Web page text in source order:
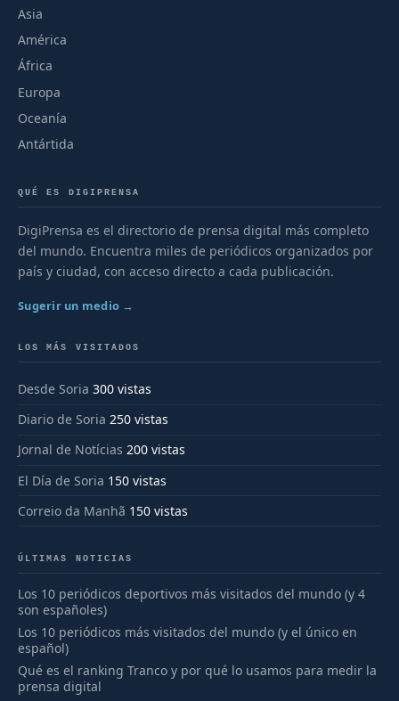
Asia
América
África
Europa
Oceanía
Antártida
QUÉ ES DIGIPRENSA
DigiPrensa es el directorio de prensa digital más completo
del mundo. Encuentra miles de periódicos organizados por
país y ciudad, con acceso directo a cada publicación.
Sugerir un medio →
LOS MÁS VISITADOS
Desde Soria 300 vistas
Diario de Soria 250 vistas
Jornal de Notícias 200 vistas
El Día de Soria 150 vistas
Correio da Manhã 150 vistas
ÚLTIMAS NOTICIAS
Los 10 periódicos deportivos más visitados del mundo (y 4
son españoles)
Los 10 periódicos más visitados del mundo (y el único en
español)
Qué es el ranking Tranco y por qué lo usamos para medir la
prensa digital